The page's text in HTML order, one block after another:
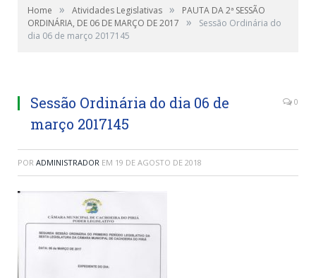
Home » Atividades Legislativas »
PAUTA DA 2ª SESSÃO
ORDINÁRIA, DE 06 DE MARÇO DE 2017
»
Sessão Ordinária do
dia 06 de março 2017145
Sessão Ordinária do dia 06 de
março 2017145
0
POR ADMINISTRADOR EM 19 DE AGOSTO DE 2018